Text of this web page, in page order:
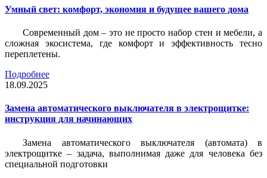
Умный свет: комфорт, экономия и будущее вашего дома
Современный дом – это не просто набор стен и мебели, а
сложная экосистема, где комфорт и эффективность тесно
переплетены.
Подробнее
18.09.2025
Замена автоматического выключателя в электрощитке:
инструкция для начинающих
Замена автоматического выключателя (автомата) в
электрощитке – задача, выполнимая даже для человека без
специальной подготовки